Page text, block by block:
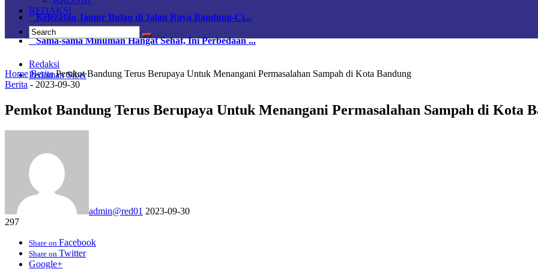
Kelezatan Jamur Bulan di Jalan Raya Bandung-Ci...
Sama-sama Minuman Hangat Sehat, Ini Perbedaan ...
Redaksi
Pedoman Siber
REDAKSI
Home Berita Pemkot Bandung Terus Berupaya Untuk Menangani Permasalahan Sampah di Kota Bandung
Berita - 2023-09-30
Pemkot Bandung Terus Berupaya Untuk Menangani Permasalahan Sampah di Kota
admin@red01 2023-09-30
297
Share on Facebook
Share on Twitter
Google+